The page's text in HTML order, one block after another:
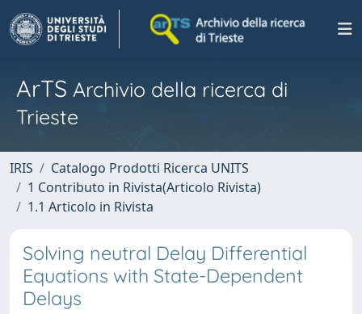
ArTS Archivio della ricerca di
Trieste
IRIS
Catalogo Prodotti Ricerca UNITS
1 Contributo in Rivista(Articolo Rivista)
1.1 Articolo in Rivista
Solving neutral Delay Differential
Equations with State-Dependent
Delays